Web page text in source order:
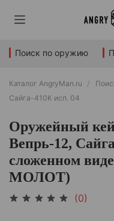
Поиск по оружию
Каталог AngryMan.ru
Сайга-410К исп. 04
Оружейный
Вепрь-12,
сложенном
МОЛОТ)
(0)